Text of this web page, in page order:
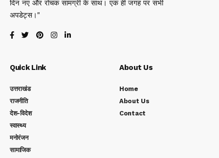
दिन नए और रोचक सामग्री के साथ। एक ही जगह पर सभी
अपडेट्स।"
Quick Link
उत्तराखंड
राजनीति
देश-विदेश
स्वास्थ्य
मनोरंजन
सामाजिक
About Us
Home
About Us
Contact